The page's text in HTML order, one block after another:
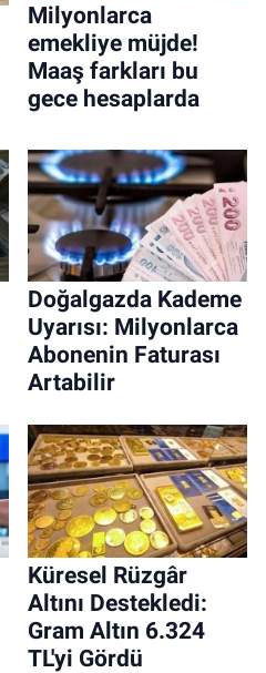
Milyonlarca
emekliye müjde!
Maaş farkları bu
gece hesaplarda
Doğalgazda Kademe
Uyarısı: Milyonlarca
Abonenin Faturası
Artabilir
Küresel Rüzgâr
Altını Destekledi:
Gram Altın 6.324
TL'yi Gördü